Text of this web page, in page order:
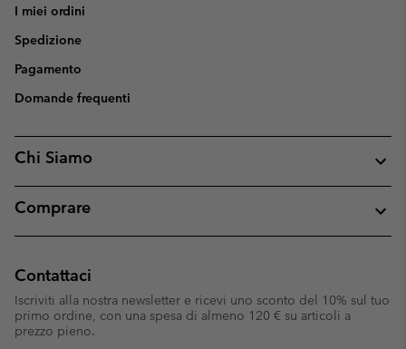
I miei ordini
Spedizione
Pagamento
Domande frequenti
Chi Siamo
Comprare
Contattaci
Iscriviti alla nostra newsletter e ricevi uno sconto del 10% sul tuo
primo ordine, con una spesa di almeno 120 € su articoli a
prezzo pieno.